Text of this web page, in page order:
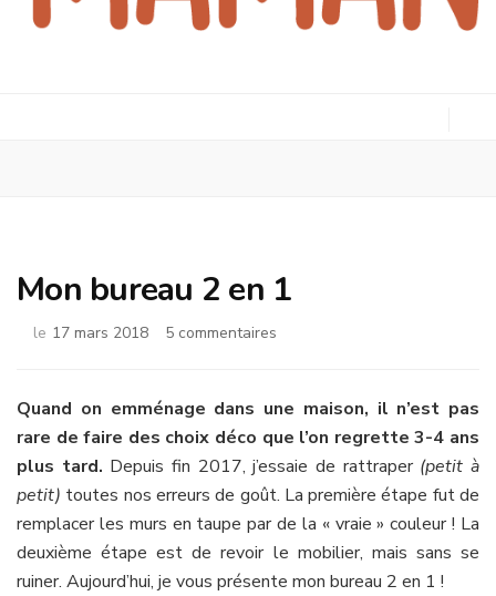
Mon bureau 2 en 1
le 17 mars 2018 5 commentaires
2
1
Quand on emménage dans une maison, il n’est pas
rare de faire des choix déco que l’on regrette 3-4 ans
plus tard. Depuis fin 2017, j’essaie de rattraper (petit à
petit) toutes nos erreurs de goût. La première étape fut de
remplacer les murs en taupe par de la « vraie » couleur ! La
deuxième étape est de revoir le mobilier, mais sans se
ruiner. Aujourd’hui, je vous présente mon bureau 2 en 1 !